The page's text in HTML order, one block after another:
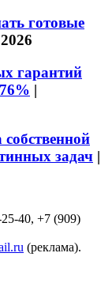
готовые
гарантий
|
задач |
40, +7 (909)
(реклама).